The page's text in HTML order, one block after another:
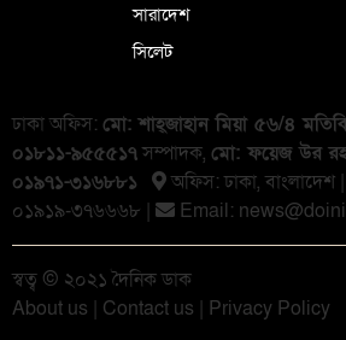
সারাদেশ
সিলেট
ঢাকা অফিস: মো: শাহ্জাহান মিয়া ৫৬/৪
০১৮১১-৯৫৫৫১৭সম্পাদক, মো: ফয়েজ উর
০১৯৭১-৩১৬৮৮১
অফিস: ঢাকা, বাংলা‌দেশ |
০১৯১৯-৩৭৬৬৬৮ |
Email:
স্বত্ব © ২০২১ দৈনিক ডাক
About us | Contact us | Privacy Policy